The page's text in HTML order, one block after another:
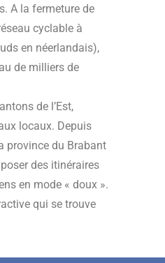
A la fermeture de
cyclable à
en néerlandais),
de milliers de
de l’Est,
locaux. Depuis
province du Brabant
des itinéraires
en mode « doux ».
qui se trouve